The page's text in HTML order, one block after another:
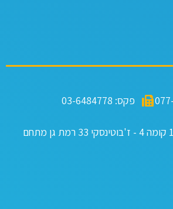
פקס: 03-6484778
מגדלי התאומים 1 קומה 4 - ז'בוטינסקי 33 רמת גן מתחם